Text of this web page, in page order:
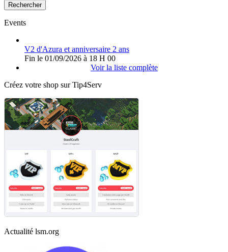
Rechercher
Events
V2 d'Azura et anniversaire 2 ans
Fin le 01/09/2026 à 18 H 00
Voir la liste complète
Créez votre shop sur Tip4Serv
Actualité lsm.org